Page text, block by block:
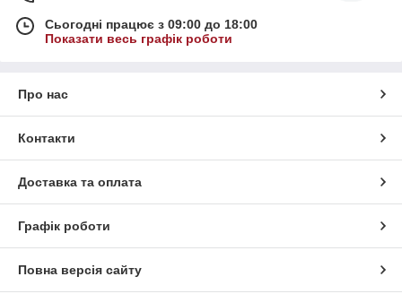
Сьогодні працює з 09:00 до 18:00
Показати весь графік роботи
Про нас
Контакти
Доставка та оплата
Графік роботи
Повна версія сайту